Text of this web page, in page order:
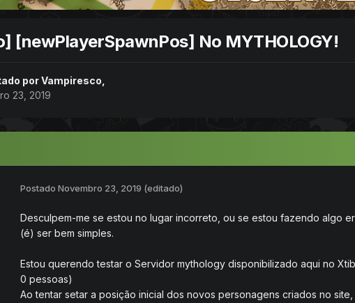
[newPlayerSpawnPos] No MYTHOLOGY!
porVampiresco
23, 2019
Postado Novembro 23, 2019 (editado)
Desculpem-me se estou no lugar incorreto, ou se estou fazendo algo
(é) ser bem simples.
Estou querendo testar o Servidor mythology disponibilizado aqui no
0 pessoas)
Ao tentar setar a posição inicial dos novos personagens criados no